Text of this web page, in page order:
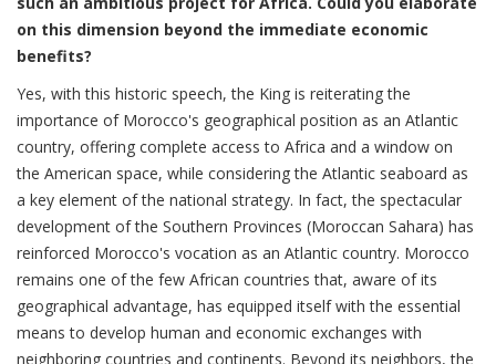
on this dimension beyond the immediate economic
benefits?
Yes, with this historic speech, the King is reiterating the
importance of Morocco's geographical position as an Atlantic
country, offering complete access to Africa and a window on
the American space, while considering the Atlantic seaboard as
a key element of the national strategy. In fact, the spectacular
development of the Southern Provinces (Moroccan Sahara) has
reinforced Morocco's vocation as an Atlantic country. Morocco
remains one of the few African countries that, aware of its
geographical advantage, has equipped itself with the essential
means to develop human and economic exchanges with
neighboring countries and continents. Beyond its neighbors, the